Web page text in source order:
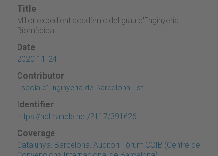
Title
Millor expedient acadèmic del grau d'Enginyeria
Biomèdica
Date
2020-11-24
Contributor
Escola d'Enginyeria de Barcelona Est
Identifier
https://hdl.handle.net/2117/391626
Coverage
Catalunya. Barcelona. Auditori Fòrum CCIB (Centre de